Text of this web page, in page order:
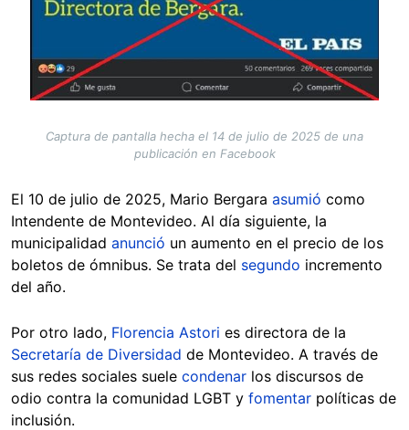
Captura de pantalla hecha el 14 de julio de 2025 de una
publicación en Facebook
El 10 de julio de 2025, Mario Bergara asumió como
Intendente de Montevideo. Al día siguiente, la
municipalidad anunció un aumento en el precio de los
boletos de ómnibus. Se trata del segundo incremento
del año.
Por otro lado, Florencia Astori es directora de la
Secretaría de Diversidad de Montevideo. A través de
sus redes sociales suele condenar los discursos de
odio contra la comunidad LGBT y fomentar políticas de
inclusión.